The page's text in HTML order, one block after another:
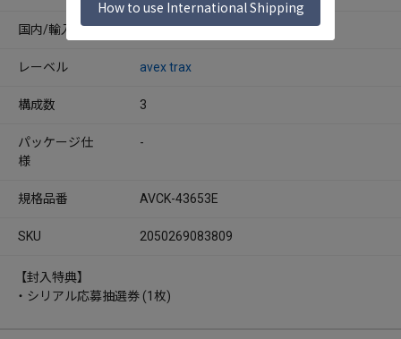
国内/輸入 国内
レーベル avex trax
構成数 3
パッケージ仕
様
-
規格品番 AVCK-43653E
SKU 2050269083809
【封入特典】
・シリアル応募抽選券 (1枚)